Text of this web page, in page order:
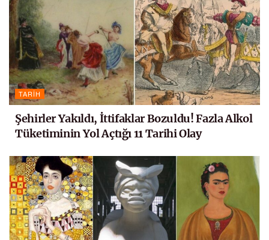
TARIH
Şehirler Yakıldı, İttifaklar Bozuldu! Fazla Alkol
Tüketiminin Yol Açtığı 11 Tarihi Olay